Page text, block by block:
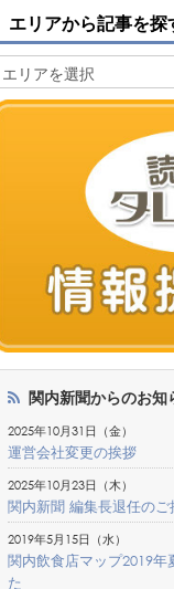
エリアから記事を探
関内新聞からのお知
2025年10月31日（金）
運営会社変更の挨拶
2025年10月23日（木）
関内新聞 編集長退任のご
2019年5月15日（水）
関内飲食店マップ2019年
た